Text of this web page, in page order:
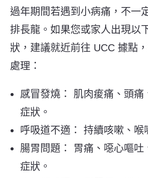
過年期間若遇到小病痛，不一
排長龍。如果您或家人出現以
狀，建議就近前往 UCC 據點
處理：
感冒發燒： 肌肉痠痛、頭痛
症狀。
呼吸道不適： 持續咳嗽、喉
腸胃問題： 胃痛、噁心嘔吐
症狀。